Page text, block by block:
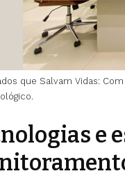
que Salvam Vidas:
e